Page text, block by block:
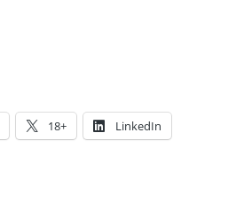
18+ LinkedIn